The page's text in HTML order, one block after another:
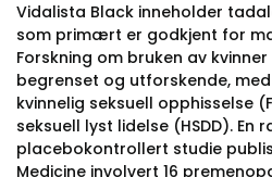
Vidalista Black inneholder
som primært er godkjent for
Forskning om bruken av
begrenset og utforskende,
kvinnelig seksuell opphisselse
seksuell lyst lidelse (HSDD).
placebokontrollert studie
Medicine involvert 16